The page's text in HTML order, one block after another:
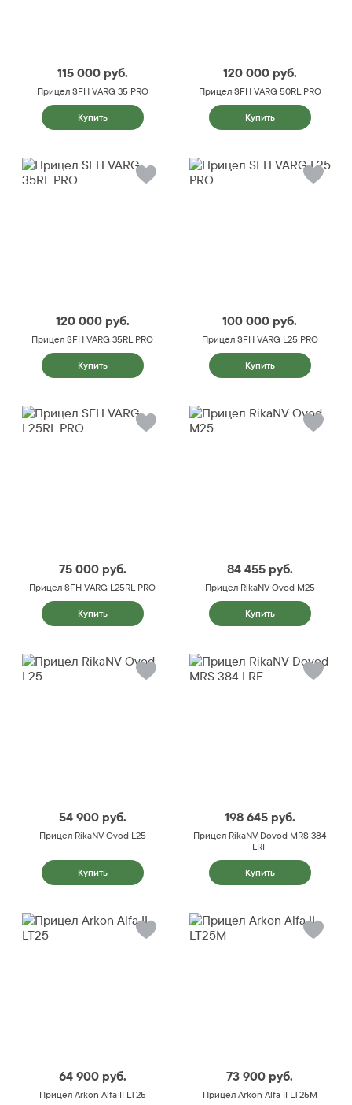
115 000 руб.
Прицел SFH VARG 35 PRO
Купить
120 000 руб.
Прицел SFH VARG 50RL PRO
Купить
120 000 руб.
Прицел SFH VARG 35RL PRO
Купить
100 000 руб.
Прицел SFH VARG L25 PRO
Купить
75 000 руб.
Прицел SFH VARG L25RL PRO
Купить
84 455 руб.
Прицел RikaNV Ovod M25
Купить
54 900 руб.
Прицел RikaNV Ovod L25
Купить
198 645 руб.
Прицел RikaNV Dovod MRS 384
LRF
Купить
64 900 руб.
Прицел Arkon Alfa II LT25
73 900 руб.
Прицел Arkon Alfa II LT25M